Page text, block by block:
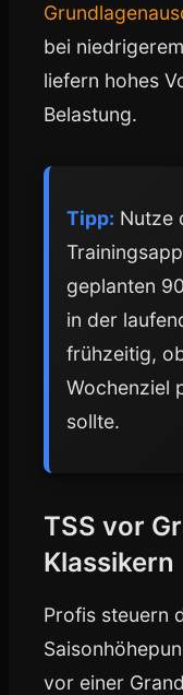
bei
liefern hohes
Belastung.
Tipp: Nutze
geplanten
in der
frühzeitig,
Wochenziel
sollte.
TSS vor
Klassikern
Profis steuern
vor einer